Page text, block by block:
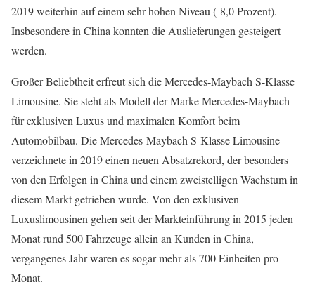
2019 weiterhin auf einem sehr hohen Niveau (-8,0 Prozent).
Insbesondere in China konnten die Auslieferungen gesteigert
werden.
Großer Beliebtheit erfreut sich die Mercedes-Maybach S-Klasse
Limousine. Sie steht als Modell der Marke Mercedes-Maybach
für exklusiven Luxus und maximalen Komfort beim
Automobilbau. Die Mercedes-Maybach S-Klasse Limousine
verzeichnete in 2019 einen neuen Absatzrekord, der besonders
von den Erfolgen in China und einem zweistelligen Wachstum in
diesem Markt getrieben wurde. Von den exklusiven
Luxuslimousinen gehen seit der Markteinführung in 2015 jeden
Monat rund 500 Fahrzeuge allein an Kunden in China,
vergangenes Jahr waren es sogar mehr als 700 Einheiten pro
Monat.